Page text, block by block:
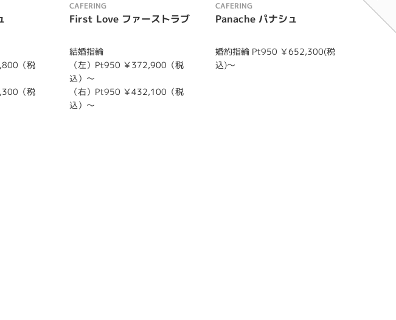
（税
（税
CAFERING
First Love ファーストラブ
結婚指輪
（左）Pt950 ￥372,900（税
込）～
（右）Pt950 ￥432,100（税
込）～
CAFERING
Panache パナシュ
婚約指輪 Pt950 ￥652,300(税
込)～
Lien